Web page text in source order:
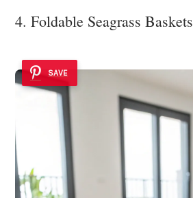
4. Foldable Seagrass Baskets
SAVE